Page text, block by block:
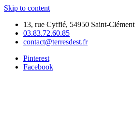
Skip to content
13, rue Cyfflé, 54950 Saint-Clément
03.83.72.60.85
contact@terresdest.fr
Pinterest
Facebook